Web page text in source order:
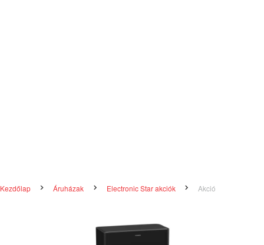
Kezdőlap Áruházak Electronic Star akciók Akció